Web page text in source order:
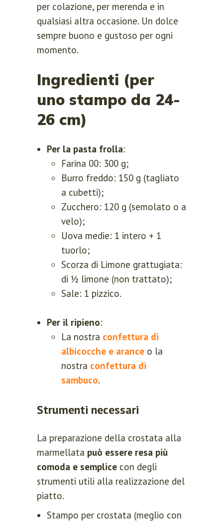
per colazione, per merenda e in
qualsiasi altra occasione. Un dolce
sempre buono e gustoso per ogni
momento.
Ingredienti (per
uno stampo da 24-
26 cm)
Per la pasta frolla:
Farina 00: 300 g;
Burro freddo: 150 g (tagliato
a cubetti);
Zucchero: 120 g (semolato o a
velo);
Uova medie: 1 intero + 1
tuorlo;
Scorza di Limone grattugiata:
di ½ limone (non trattato);
Sale: 1 pizzico.
Per il ripieno:
La nostra confettura di
albicocche e arance o la
nostra confettura di
sambuco.
Strumenti necessari
La preparazione della crostata alla
marmellata può essere resa più
comoda e semplice con degli
strumenti utili alla realizzazione del
piatto.
Stampo per crostata (meglio con